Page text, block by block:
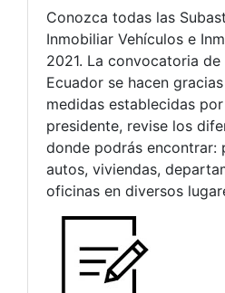
Conozca todas las
Inmobiliar Vehículos e
2021. La convocatoria
Ecuador se hacen
medidas establecidas
presidente, revise los
donde podrás encontrar:
autos, viviendas,
oficinas en diversos